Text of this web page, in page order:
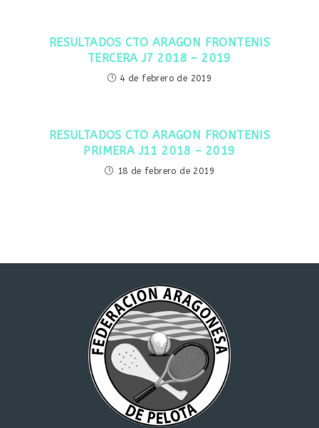
RESULTADOS CTO ARAGON FRONTENIS
TERCERA J7 2018 – 2019
4 de febrero de 2019
RESULTADOS CTO ARAGON FRONTENIS
PRIMERA J11 2018 – 2019
18 de febrero de 2019